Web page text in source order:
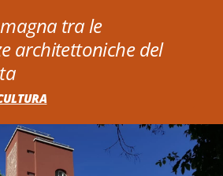
tra le
architettoniche del